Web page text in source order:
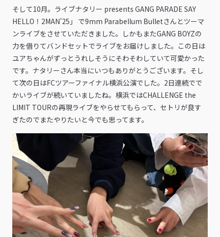
そして10月。ライブナタリー presents GANG PARADE SAY
HELLO！2MAN’25」 で9mm Parabellum Bulletさんとツーマ
ンライブをさせていただきました。しかもまたGANG BOYZの
力を借りてバンドセットでライブをお届けしました。この日は
ユアちゃんがずっとうれしそうにそわそわしていて可愛かった
です。ナタリーさん本当にいつもありがとうございます。そし
て次の日はFCツアーファイナル横浜公演でした。2日連続でで
かいライブが続いていましたね。横浜ではCHALLENGE the
LIMIT TOURの再現ライブをやらせてもらって、セトリが良す
ぎたのでまたやりたいと今でも思ってます。